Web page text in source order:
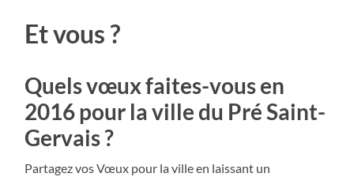
Et vous ?
Quels vœux faites-vous en
2016 pour la ville du Pré Saint-
Gervais ?
Partagez vos Vœux pour la ville en laissant un